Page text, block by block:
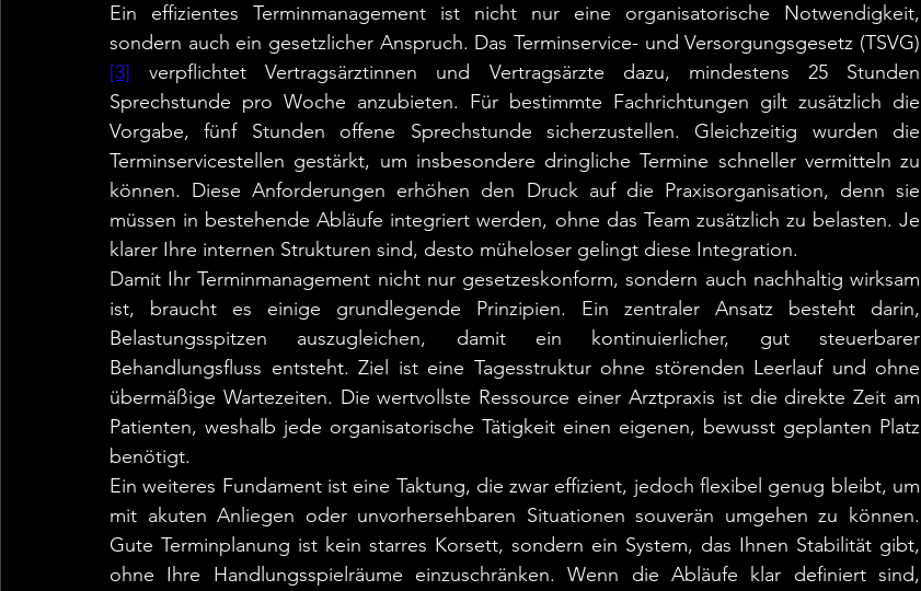
Ein effizientes Terminmanagement ist nicht nur eine organisatorische Notwendigkeit,
sondern auch ein gesetzlicher Anspruch. Das Terminservice- und Versorgungsgesetz (TSVG)
[3] verpflichtet Vertragsärztinnen und Vertragsärzte dazu, mindestens 25 Stunden
Sprechstunde pro Woche anzubieten. Für bestimmte Fachrichtungen gilt zusätzlich die
Vorgabe, fünf Stunden offene Sprechstunde sicherzustellen. Gleichzeitig wurden die
Terminservicestellen gestärkt, um insbesondere dringliche Termine schneller vermitteln zu
können. Diese Anforderungen erhöhen den Druck auf die Praxisorganisation, denn sie
müssen in bestehende Abläufe integriert werden, ohne das Team zusätzlich zu belasten. Je
klarer Ihre internen Strukturen sind, desto müheloser gelingt diese Integration.
Damit Ihr Terminmanagement nicht nur gesetzeskonform, sondern auch nachhaltig wirksam
ist, braucht es einige grundlegende Prinzipien. Ein zentraler Ansatz besteht darin,
Belastungsspitzen auszugleichen, damit ein kontinuierlicher, gut steuerbarer
Behandlungsfluss entsteht. Ziel ist eine Tagesstruktur ohne störenden Leerlauf und ohne
übermäßige Wartezeiten. Die wertvollste Ressource einer Arztpraxis ist die direkte Zeit am
Patienten, weshalb jede organisatorische Tätigkeit einen eigenen, bewusst geplanten Platz
benötigt.
Ein weiteres Fundament ist eine Taktung, die zwar effizient, jedoch flexibel genug bleibt, um
mit akuten Anliegen oder unvorhersehbaren Situationen souverän umgehen zu können.
Gute Terminplanung ist kein starres Korsett, sondern ein System, das Ihnen Stabilität gibt,
ohne Ihre Handlungsspielräume einzuschränken. Wenn die Abläufe klar definiert sind,